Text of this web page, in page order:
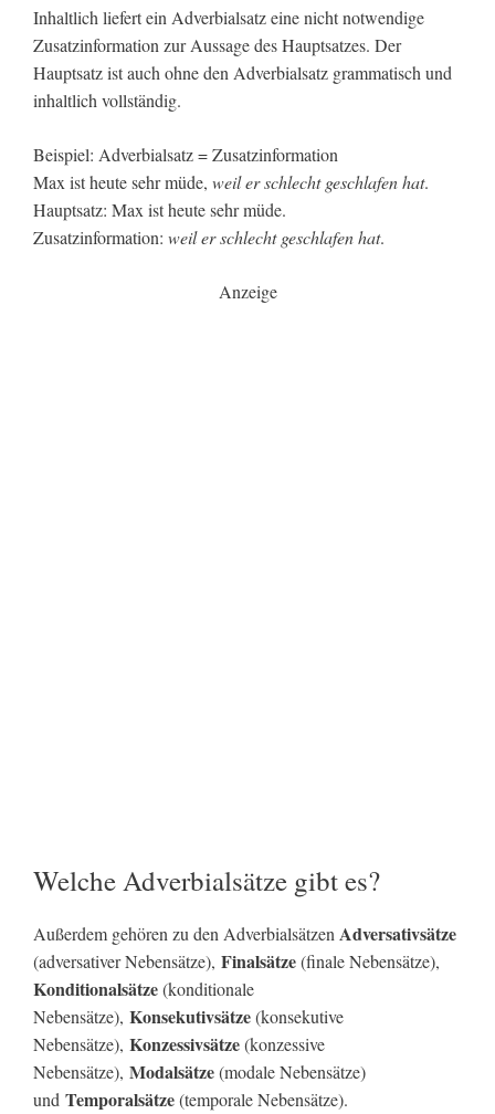
Inhaltlich liefert ein Adverbialsatz eine nicht notwendige
Zusatzinformation zur Aussage des Hauptsatzes. Der
Hauptsatz ist auch ohne den Adverbialsatz grammatisch und
inhaltlich vollständig.
Beispiel: Adverbialsatz = Zusatzinformation
Max ist heute sehr müde, weil er schlecht geschlafen hat.
Hauptsatz: Max ist heute sehr müde.
Zusatzinformation: weil er schlecht geschlafen hat.
Anzeige
Welche Adverbialsätze gibt es?
Außerdem gehören zu den Adverbialsätzen Adversativsätze
(adversativer Nebensätze), Finalsätze(finale Nebensätze),
Konditionalsätze(konditionale
Nebensätze), Konsekutivsätze(konsekutive
Nebensätze), Konzessivsätze(konzessive
Nebensätze), Modalsätze(modale Nebensätze)
und Temporalsätze(temporale Nebensätze).